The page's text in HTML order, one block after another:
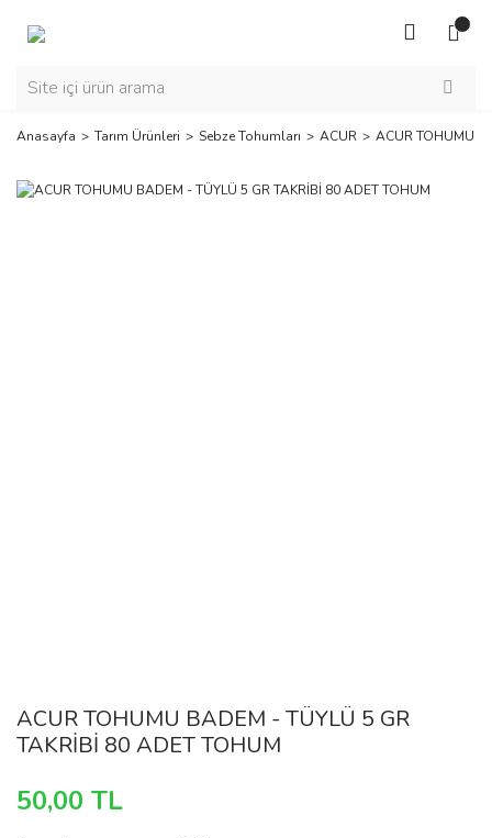
Anasayfa Tarım Ürünleri Sebze Tohumları ACUR ACUR TOHUMU
ACUR TOHUMU BADEM - TÜYLÜ 5 GR
TAKRİBİ 80 ADET TOHUM
50,00 TL